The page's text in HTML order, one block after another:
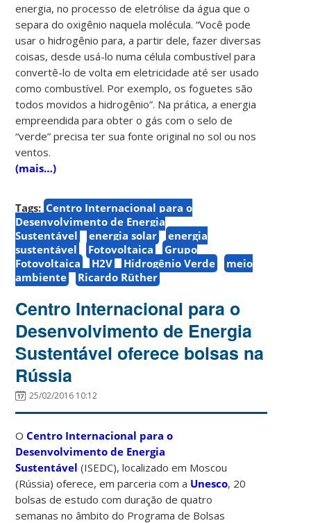
energia, no processo de eletrólise da água que o
separa do oxigênio naquela molécula. “Você pode
usar o hidrogênio para, a partir dele, fazer diversas
coisas, desde usá-lo numa célula combustível para
convertê-lo de volta em eletricidade até ser usado
como combustível. Por exemplo, os foguetes são
todos movidos a hidrogênio”. Na prática, a energia
empreendida para obter o gás com o selo de
“verde” precisa ter sua fonte original no sol ou nos
ventos.
(mais…)
Tags: Centro Internacional para o
Desenvolvimento de Energia
Sustentável
energia solar
energia
sustentável
Fotovoltaica
Grupo
Fotovoltaica
H2V Hidrogênio Verde
meio
ambiente
Ricardo Rüther
Centro Internacional para o
Desenvolvimento de Energia
Sustentável oferece bolsas na
Rússia
25/02/2016 10:12
OCentro Internacional para o
Desenvolvimento de Energia
Sustentável (ISEDC), localizado em Moscou
(Rússia) oferece, em parceria com a Unesco, 20
bolsas de estudo com duração de quatro
semanas no âmbito do Programa de Bolsas